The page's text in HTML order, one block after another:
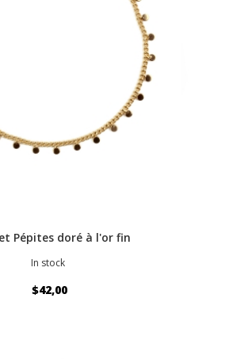
Pépites doré à l'or fin
In stock
$42,00